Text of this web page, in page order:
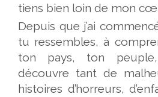
tiens bien loin de mon
Depuis que j’ai
tu ressembles, à
ton pays, ton
découvre tant de
histoires d’horreurs,